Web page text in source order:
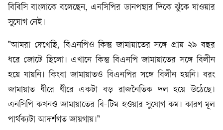
বিবিসি বাংলাকে বলেছেন, এনসিপির ডানপন্থার দিকে ঝুঁকে যাওয়ার
সুযোগ নেই।
"আমরা দেখেছি, বিএনপিও কিন্তু জামায়াতের সঙ্গে প্রায় ২৯ বছর
ধরে জোটে ছিলো। এখানে কিন্তু বিএনপি জামায়াতের সঙ্গে বিলীন
হয়ে যায়নি। কিংবা জামায়াতও বিএনপির সঙ্গে বিলীন হয়নি। বরং
জামায়াত ধীরে ধীরে একটা বড় রাজনৈতিক দল হয়ে উঠেছে।
এনসিপি কখনও জামায়াতের বি-টিম হওয়ার সুযোগ কম। কারণ মূল
পার্থক্যটা আদর্শগত জায়গায়।"